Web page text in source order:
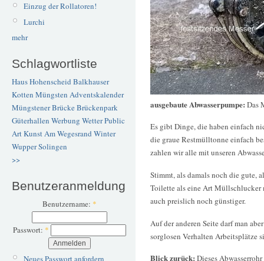
Einzug der Rollatoren!
Lurchi
mehr
Schlagwortliste
Haus Hohenscheid Balkhauser
Kotten Müngsten Adventskalender
Müngstener BrückeBrückenpark
Güterhallen Werbung WetterPublic
ArtKunstAm Wegesrand Winter
WupperSolingen
>>
Benutzeranmeldung
Benutzername: *
Passwort: *
Neues Passwort anfordern
ausgebaute Abwasserpumpe: Das
Es gibt Dinge, die haben einfach
die graue Restmülltonne einfach
zahlen wir alle mit unseren
Stimmt, als damals noch die gute,
Toilette als eine Art Müllschlucker
auch preislich noch günstiger.
Auf der anderen Seite darf man
sorglosen Verhalten Arbeitsplätze
Blick zurück: Dieses